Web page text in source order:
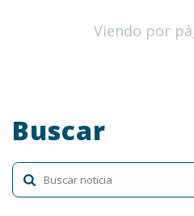
Viendo por
Buscar